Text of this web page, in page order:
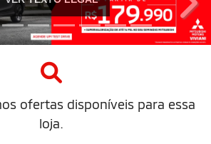
ofertas disponíveis para essa
loja.